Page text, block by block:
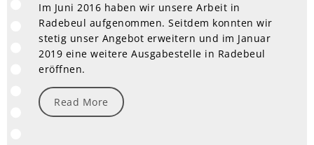
Im Juni 2016 haben wir unsere Arbeit in
Radebeul aufgenommen. Seitdem konnten wir
stetig unser Angebot erweitern und im Januar
2019 eine weitere Ausgabestelle in Radebeul
eröffnen.
Read More